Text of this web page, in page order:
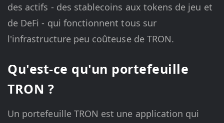
des actifs - des stablecoins aux tokens de jeu et
de DeFi - qui fonctionnent tous sur
l'infrastructure peu coûteuse de TRON.
Qu'est-ce qu'un portefeuille
TRON ?
Un portefeuille TRON est une application qui